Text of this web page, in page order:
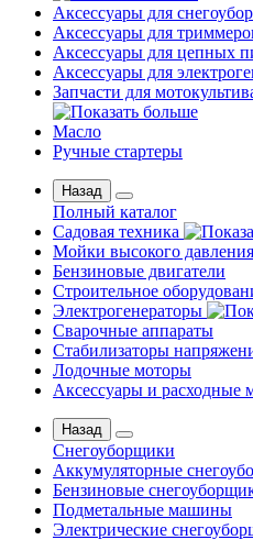
Аксессуары для
Аксессуары для
Аксессуары для цепных
Аксессуары для
Запчасти для
Масло
Ручные стартеры
Назад
Полный каталог
Садовая техника
Мойки высокого
Бензиновые двигатели
Строительное
Электрогенераторы
Сварочные аппараты
Стабилизаторы
Лодочные моторы
Аксессуары и расходные
Назад
Снегоуборщики
Аккумуляторные
Бензиновые
Подметальные машины
Электрические